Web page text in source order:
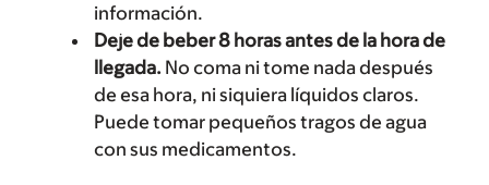
información.
Deje de beber 8 horas antes de la hora de
llegada. No coma ni tome nada después
de esa hora, ni siquiera líquidos claros.
Puede tomar pequeños tragos de agua
con sus medicamentos.